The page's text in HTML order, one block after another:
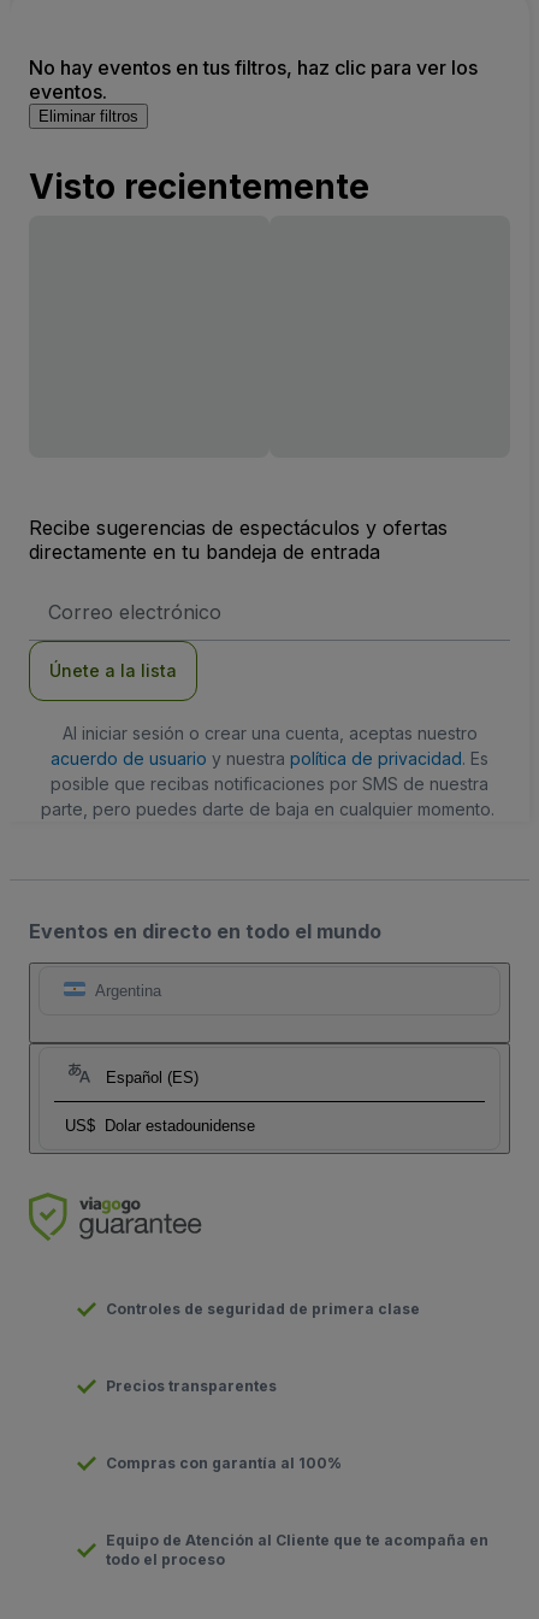
No hay eventos en tus filtros, haz clic para ver los
eventos.
Eliminar filtros
Visto recientemente
Recibe sugerencias de espectáculos y ofertas
directamente en tu bandeja de entrada
de
Únete a la lista
Al iniciar sesión o crear una cuenta, aceptas nuestro
acuerdo de usuario y nuestra política de privacidad. Es
posible que recibas notificaciones por SMS de nuestra
parte, pero puedes darte de baja en cualquier momento.
Eventos en directo en todo el mundo
Argentina
Español (ES)
US$ Dolar estadounidense
Controles de seguridad de primera clase
Precios transparentes
Compras con garantía al 100%
Equipo de Atención al Cliente que te acompaña en
todo el proceso